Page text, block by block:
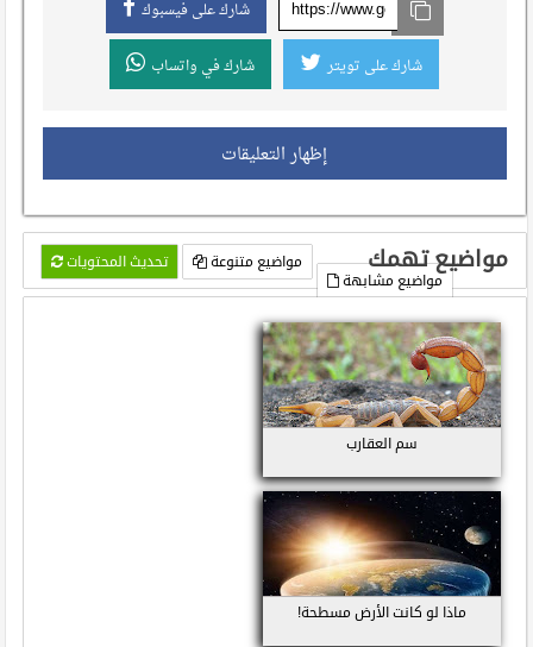
شارك على فيسبوك
شارك على تويتر شارك في واتساب
إظهار التعليقات
مواضيع تهمك تحديث المحتويات
مواضيع متنوعة
مواضيع مشابهة
سم العقارب
ماذا لو كانت الأرض مسطحة!